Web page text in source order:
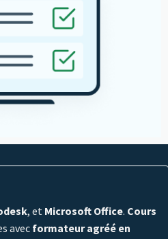
, et Microsoft Office. Cours
avec formateur agréé en